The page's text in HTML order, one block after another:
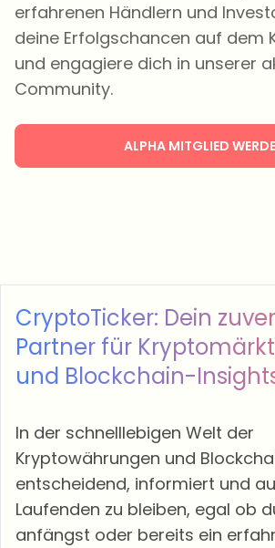
erfahrenen Händlern und
deine Erfolgschancen auf dem
und engagiere dich in unserer
Community.
ALPHA MITGLIED
CryptoTicker: Dein
Partner für
und Blockchain-
In der schnelllebigen Welt der
Kryptowährungen und
entscheidend, informiert und
Laufenden zu bleiben, egal ob
anfängst oder bereits ein